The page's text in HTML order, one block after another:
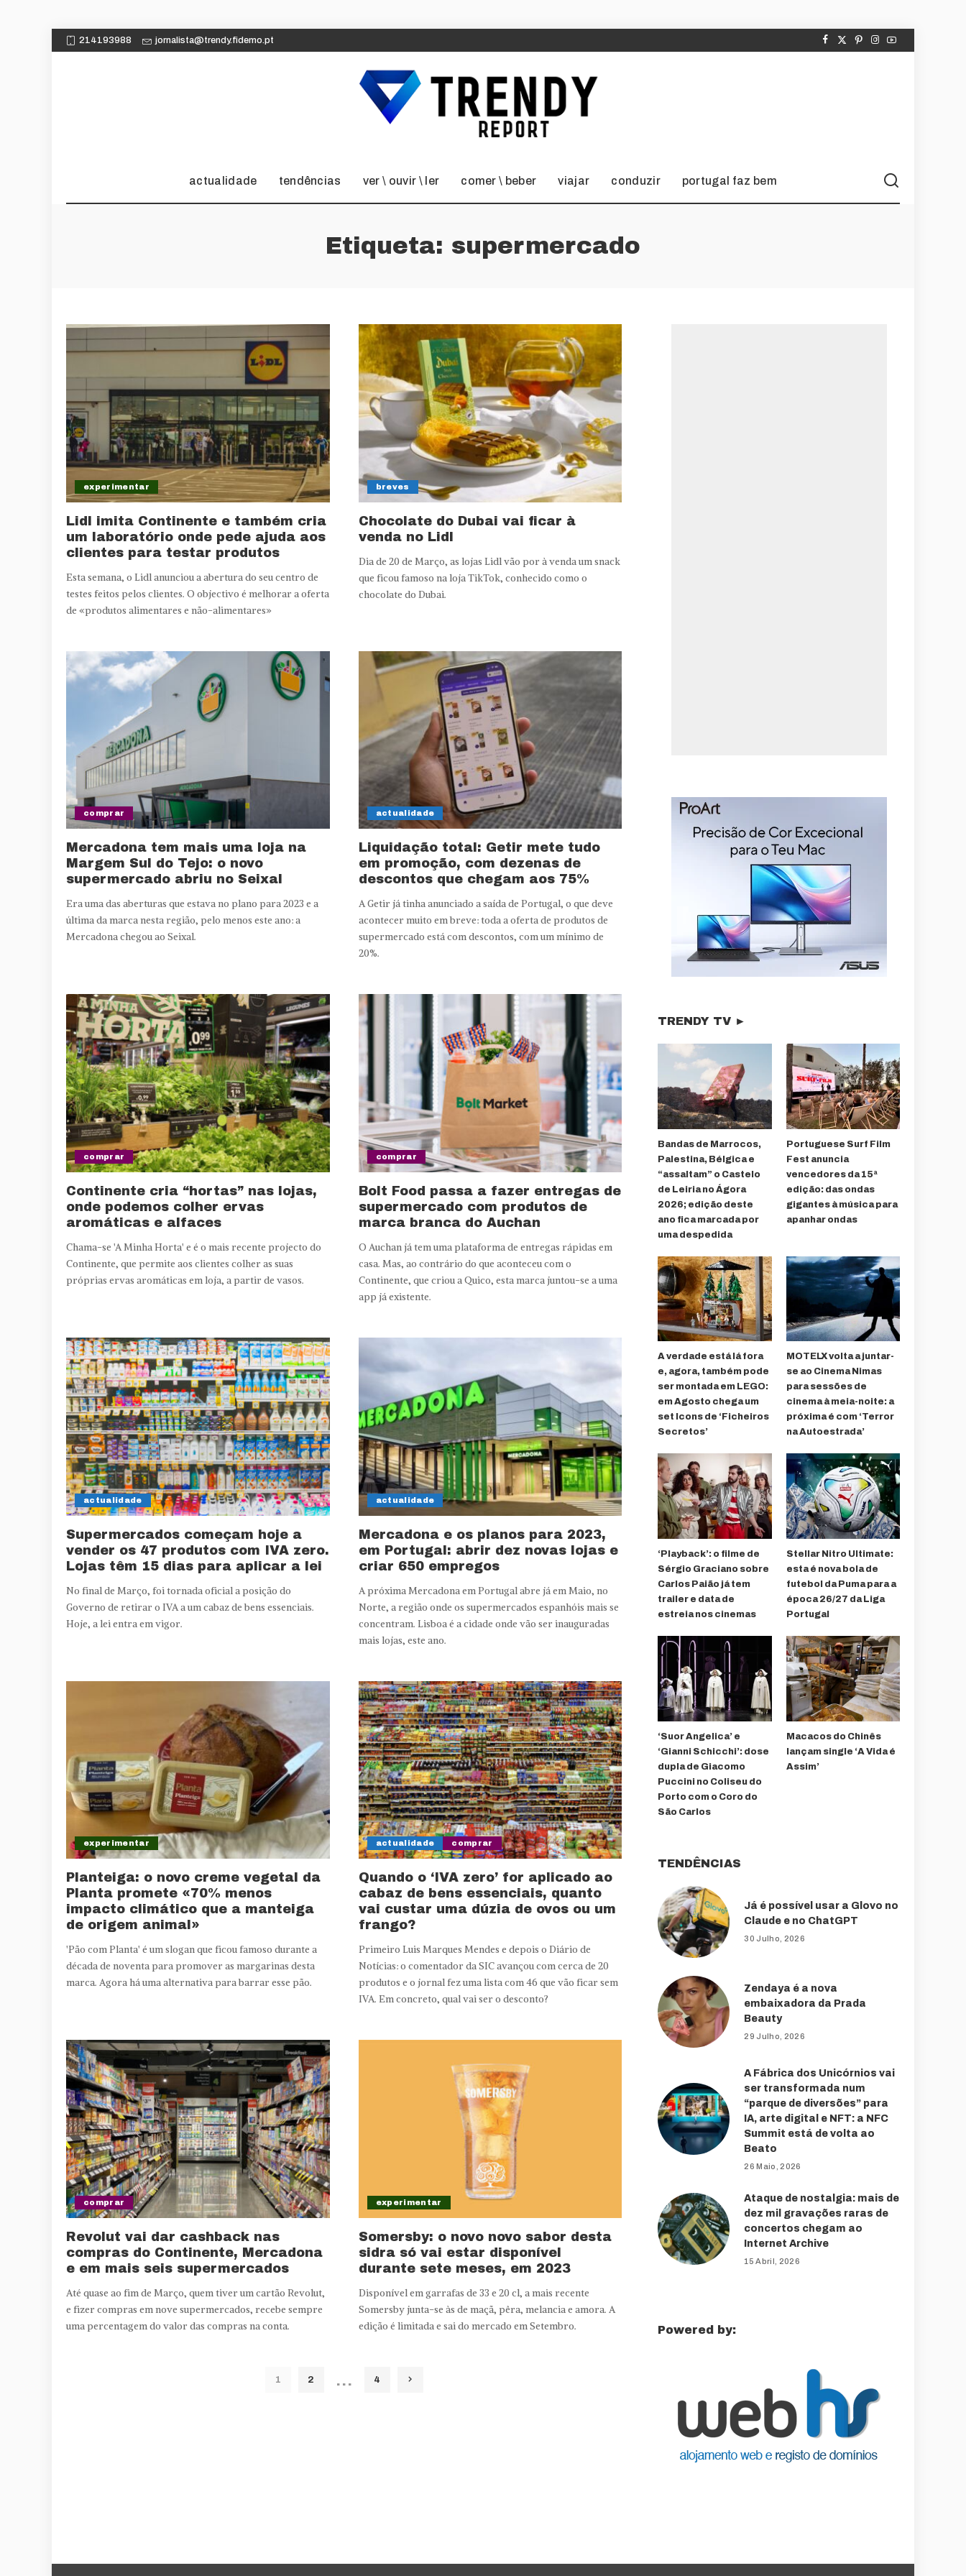
214193988 jornalista@trendy.fidemo.pt
actualidade tendências ver \ ouvir \ ler comer \ beber viajar conduzir portugal faz bem
Etiqueta: supermercado
experimentar
Lidl imita Continente e também cria
um laboratório onde pede ajuda aos
clientes para testar produtos
Esta semana, o Lidl anunciou a abertura do seu centro de
testes feitos pelos clientes. O objectivo é melhorar a oferta
de «produtos alimentares e não-alimentares»
breves
Chocolate do Dubai vai ficar à
venda no Lidl
Dia de 20 de Março, as lojas Lidl vão por à venda um snack
que ficou famoso na loja TikTok, conhecido como o
chocolate do Dubai.
comprar
Mercadona tem mais uma loja na
Margem Sul do Tejo: o novo
supermercado abriu no Seixal
Era uma das aberturas que estava no plano para 2023 e a
última da marca nesta região, pelo menos este ano: a
Mercadona chegou ao Seixal.
actualidade
Liquidação total: Getir mete tudo
em promoção, com dezenas de
descontos que chegam aos 75%
A Getir já tinha anunciado a saída de Portugal, o que deve
acontecer muito em breve: toda a oferta de produtos de
supermercado está com descontos, com um mínimo de
20%.
comprar
Continente cria “hortas” nas lojas,
onde podemos colher ervas
aromáticas e alfaces
Chama-se 'A Minha Horta' e é o mais recente projecto do
Continente, que permite aos clientes colher as suas
próprias ervas aromáticas em loja, a partir de vasos.
comprar
Bolt Food passa a fazer entregas de
supermercado com produtos de
marca branca do Auchan
O Auchan já tem uma plataforma de entregas rápidas em
casa. Mas, ao contrário do que aconteceu com o
Continente, que criou a Quico, esta marca juntou-se a uma
app já existente.
actualidade
Supermercados começam hoje a
vender os 47 produtos com IVA zero.
Lojas têm 15 dias para aplicar a lei
No final de Março, foi tornada oficial a posição do
Governo de retirar o IVA a um cabaz de bens essenciais.
Hoje, a lei entra em vigor.
actualidade
Mercadona e os planos para 2023,
em Portugal: abrir dez novas lojas e
criar 650 empregos
A próxima Mercadona em Portugal abre já em Maio, no
Norte, a região onde os supermercados espanhóis mais se
concentram. Lisboa é a cidade onde vão ser inauguradas
mais lojas, este ano.
experimentar
Planteiga: o novo creme vegetal da
Planta promete «70% menos
impacto climático que a manteiga
de origem animal»
'Pão com Planta' é um slogan que ficou famoso durante a
década de noventa para promover as margarinas desta
marca. Agora há uma alternativa para barrar esse pão.
actualidade comprar
Quando o ‘IVA zero’ for aplicado ao
cabaz de bens essenciais, quanto
vai custar uma dúzia de ovos ou um
frango?
Primeiro Luis Marques Mendes e depois o Diário de
Notícias: o comentador da SIC avançou com cerca de 20
produtos e o jornal fez uma lista com 46 que vão ficar sem
IVA. Em concreto, qual vai ser o desconto?
comprar
Revolut vai dar cashback nas
compras do Continente, Mercadona
e em mais seis supermercados
Até quase ao fim de Março, quem tiver um cartão Revolut,
e fizer compras em nove supermercados, recebe sempre
uma percentagem do valor das compras na conta.
experimentar
Somersby: o novo novo sabor desta
sidra só vai estar disponível
durante sete meses, em 2023
Disponível em garrafas de 33 e 20 cl, a mais recente
Somersby junta-se às de maçã, pêra, melancia e amora. A
edição é limitada e sai do mercado em Setembro.
1 2 … 4
TRENDY TV ►
Bandas de Marrocos,
Palestina, Bélgica e
“assaltam” o Castelo
de Leiria no Ágora
2026; edição deste
ano fica marcada por
uma despedida
Portuguese Surf Film
Fest anuncia
vencedores da 15ª
edição: das ondas
gigantes à música para
apanhar ondas
A verdade está lá fora
e, agora, também pode
ser montada em LEGO:
em Agosto chega um
set Icons de ‘Ficheiros
Secretos’
MOTELX volta a juntar-
se ao Cinema Nimas
para sessões de
cinema à meia-noite: a
próxima é com ‘Terror
na Autoestrada’
‘Playback’: o filme de
Sérgio Graciano sobre
Carlos Paião já tem
trailer e data de
estreia nos cinemas
Stellar Nitro Ultimate:
esta é nova bola de
futebol da Puma para a
época 26/27 da Liga
Portugal
‘Suor Angelica’ e
‘Gianni Schicchi’: dose
dupla de Giacomo
Puccini no Coliseu do
Porto com o Coro do
São Carlos
Macacos do Chinês
lançam single ‘A Vida é
Assim’
TENDÊNCIAS
Já é possível usar a Glovo no
Claude e no ChatGPT
30 Julho, 2026
Zendaya é a nova
embaixadora da Prada
Beauty
29 Julho, 2026
A Fábrica dos Unicórnios vai
ser transformada num
“parque de diversões” para
IA, arte digital e NFT: a NFC
Summit está de volta ao
Beato
26 Maio, 2026
Ataque de nostalgia: mais de
dez mil gravações raras de
concertos chegam ao
Internet Archive
15 Abril, 2026
Powered by: